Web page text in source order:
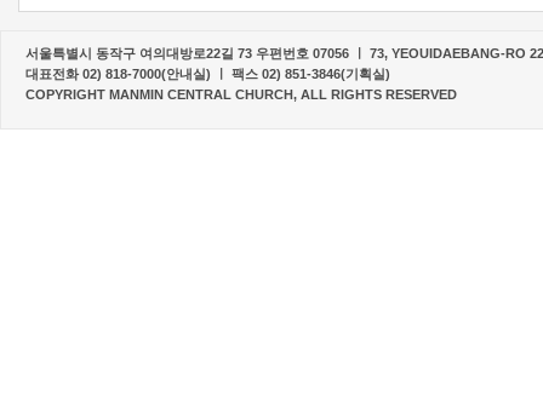
서울특별시 동작구 여의대방로22길 73 우편번호 07056 ㅣ 73, YEOUIDAEBANG-RO
대표전화 02) 818-7000(안내실) ㅣ 팩스 02) 851-3846(기획실)
COPYRIGHT MANMIN CENTRAL CHURCH, ALL RIGHTS RESERVED